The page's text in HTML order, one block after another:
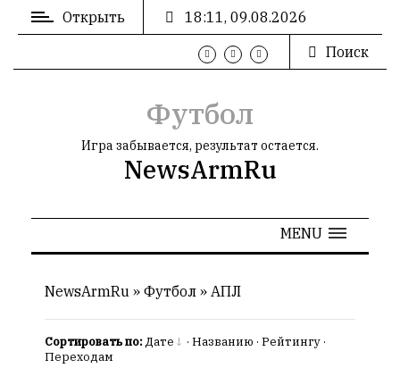
ВХОД
РЕКЛАМА
СТАТИСТИКА
Открыть
18:11, 09.08.2026
Поиск
Футбол
Игра забывается, результат остается.
NewsArmRu
MENU
NewsArmRu » Футбол » AПЛ
Сортировать по:Дате · Названию · Рейтингу ·
Переходам